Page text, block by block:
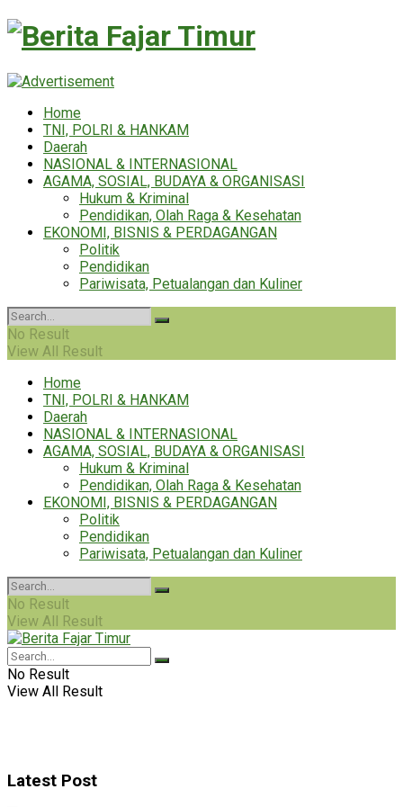
Home
TNI, POLRI & HANKAM
Daerah
NASIONAL & INTERNASIONAL
AGAMA, SOSIAL, BUDAYA & ORGANISASI
Hukum & Kriminal
Pendidikan, Olah Raga & Kesehatan
EKONOMI, BISNIS & PERDAGANGAN
Politik
Pendidikan
Pariwisata, Petualangan dan Kuliner
No Result
View All Result
Home
TNI, POLRI & HANKAM
Daerah
NASIONAL & INTERNASIONAL
AGAMA, SOSIAL, BUDAYA & ORGANISASI
Hukum & Kriminal
Pendidikan, Olah Raga & Kesehatan
EKONOMI, BISNIS & PERDAGANGAN
Politik
Pendidikan
Pariwisata, Petualangan dan Kuliner
No Result
View All Result
No Result
View All Result
Latest Post